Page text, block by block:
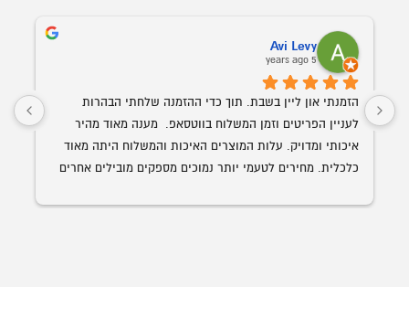
Avi Levy
5 years ago
מ-24 שעות מההזמנה.